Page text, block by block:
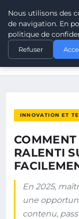
POUVOIR
ACCUEIL
COMMENT RÉALISER
INNOVATION ET
COMMENT
RALENTI
En 2025,
une
contenu,
Nous utilisons des
de navigation. En
politique de
Refuser